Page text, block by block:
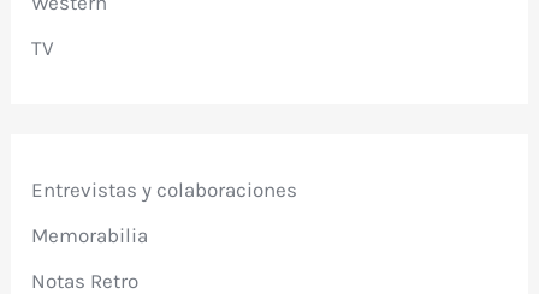
TV
Entrevistas y colaboraciones
Memorabilia
Notas Retro